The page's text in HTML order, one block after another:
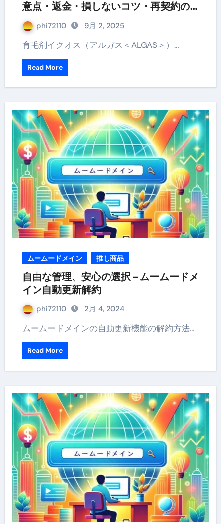
意点・返金・損しないコツ・再契約の
見極め
phi72110 9月 2, 2025
育毛剤イクオス（アルガス＜ALGAS＞）…
Read More
ムームードメイン 推し商品
自由な管理、安心の選択 – ムームードメ
イン自動更新解約
phi72110 2月 4, 2024
ムームードメインの自動更新機能の解約方法…
Read More